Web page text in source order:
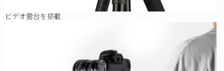
ビデオ雲台を搭載